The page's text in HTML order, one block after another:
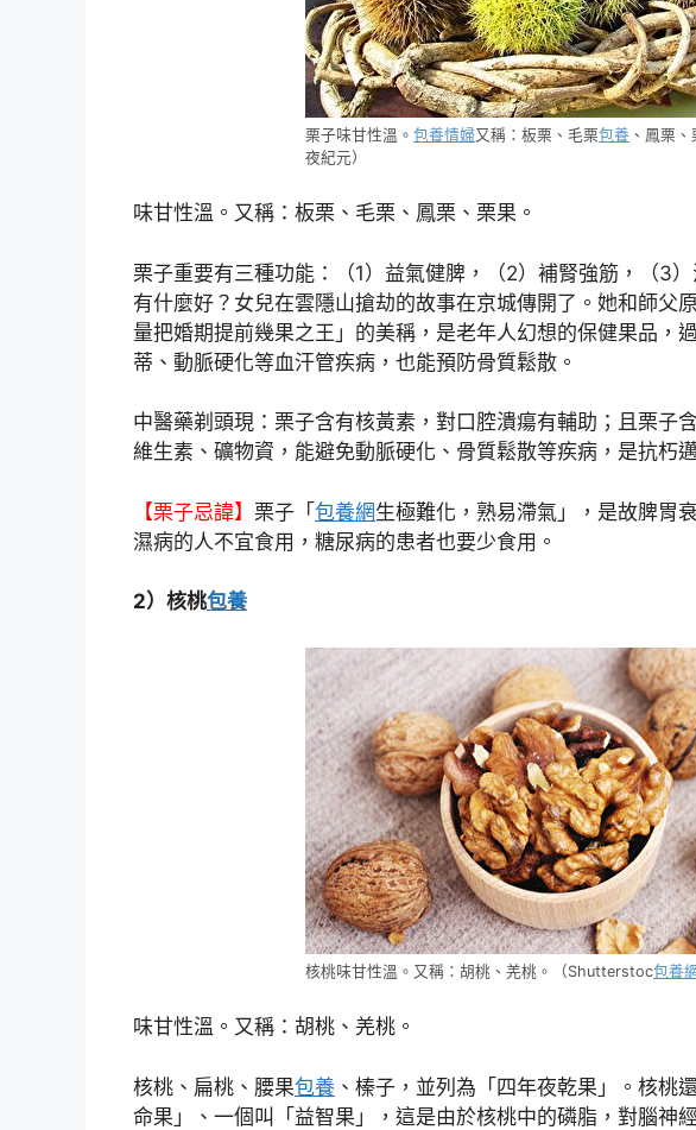
栗子味甘性溫。 包養情婦又稱：板栗、毛栗包養 、鳳栗
夜紀元）
味甘性溫。又稱：板栗、毛栗、鳳栗、栗果。
栗子重要有三種功能：（1）益氣健脾，（2）補腎強筋，（3
有什麼好？女兒在雲隱山搶劫的故事在京城傳開了。她和師父
量把婚期提前幾果之王」的美稱，是老年人幻想的保健果品，
蒂、動脈硬化等血汗管疾病，也能預防骨質鬆散。
中醫藥剃頭現：栗子含有核黃素，對口腔潰瘍有輔助；且栗子
維生素、礦物資，能避免動脈硬化、骨質鬆散等疾病，是抗朽
【栗子忌諱】 栗子「包養網生極難化，熟易滯氣」，是故脾胃
濕病的人不宜食用，糖尿病的患者也要少食用。
2）核桃包養
核桃味甘性溫。又稱：胡桃、羌桃。（Shutterstoc包養
味甘性溫。又稱：胡桃、羌桃。
核桃、扁桃、腰果包養 、榛子，並列為「四年夜乾果」。核桃
命果」、一個叫「益智果」，這是由於核桃中的磷脂，對腦神